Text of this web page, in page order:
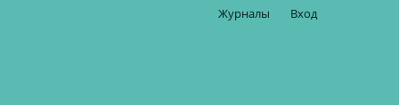
Журналы Вход